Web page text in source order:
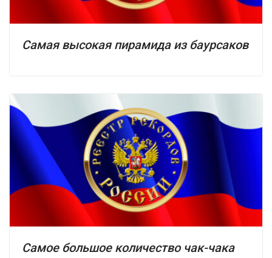
Самая высокая пирамида из баурсаков
Самое большое количество чак-чака